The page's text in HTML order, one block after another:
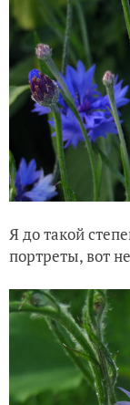
Я до такой
портреты, вот